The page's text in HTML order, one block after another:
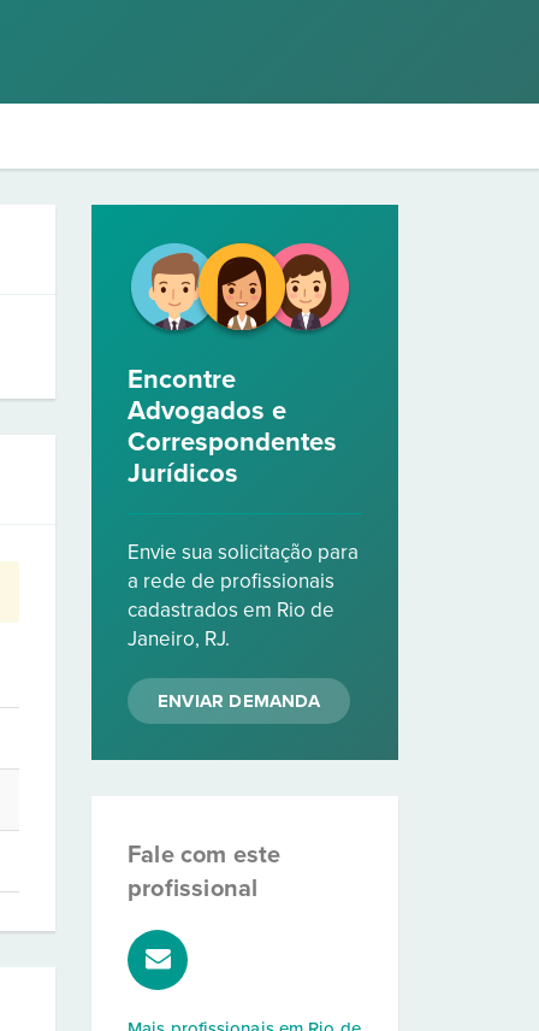
Encontre
Advogados e
Correspondentes
Jurídicos
Envie sua solicitação para
a rede de profissionais
cadastrados em Rio de
Janeiro, RJ.
ENVIAR DEMANDA
Fale com este
profissional